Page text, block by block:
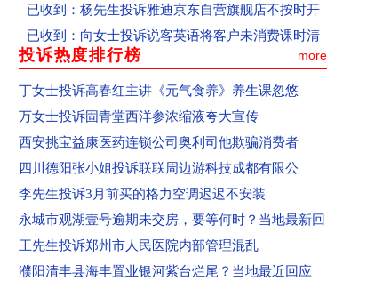
已受理：黄先生投诉票牛网霸王条款拒不退款、态
已收到：魏先生投诉山东联通私自给用用户办理流
已受理：陈先生投诉嘟嘟网络游戏服务网
已收到：安徽范女士投诉成都科瑞哲教育科技有限
已收到：江苏盖女士投诉郑州爱美丽嘉玺整形美容
已收到：吕先生投诉平顶山森茂物业
已收到：信阳王同学投诉河南新华电脑学院
已收到：郑州闫女士投诉爱美丽嘉玺整形美容医院
回复：辽宁盘锦刘女士投诉青岛航空已收到
回复：湖南省怀化沈同学投诉青岛航空已收到
回复：河南学生投诉郑州富康国际美发学校
投诉热度排行榜 more
丁女士投诉高春红主讲《元气食养》养生课忽悠
万女士投诉固青堂西洋参浓缩液夸大宣传
西安挑宝益康医药连锁公司奥利司他欺骗消费者
四川德阳张小姐投诉联联周边游科技成都有限公
李先生投诉3月前买的格力空调迟迟不安装
永城市观湖壹号逾期未交房，要等何时？当地最新回
王先生投诉郑州市人民医院内部管理混乱
濮阳清丰县海丰置业银河紫台烂尾？当地最近回应